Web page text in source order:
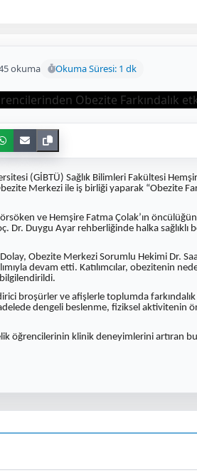
okuma Okuma Süresi: 1 dk
(GİBTÜ) Sağlık Bilimleri Fakültesi
Merkezi ile iş birliği yaparak “Obezite
ve Hemşire Fatma Çolak’ın
Dr. Duygu Ayar rehberliğinde halka sağlıklı
Dolay, Obezite Merkezi Sorumlu Hekimi Dr.
devam etti. Katılımcılar, obezitenin
bilgilendirildi.
broşürler ve afişlerle toplumda
dengeli beslenme, fiziksel aktivitenin
öğrencilerinin klinik deneyimlerini artıran